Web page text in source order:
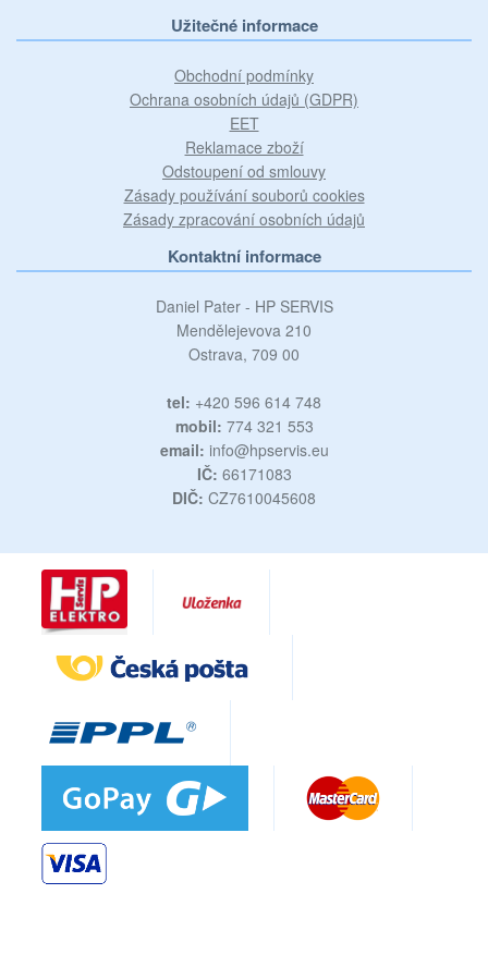
Užitečné informace
Obchodní podmínky
Ochrana osobních údajů (GDPR)
EET
Reklamace zboží
Odstoupení od smlouvy
Zásady používání souborů cookies
Zásady zpracování osobních údajů
Kontaktní informace
Daniel Pater - HP SERVIS
Mendělejevova 210
Ostrava, 709 00
tel: +420 596 614 748
mobil: 774 321 553
email: info@hpservis.eu
IČ: 66171083
DIČ: CZ7610045608